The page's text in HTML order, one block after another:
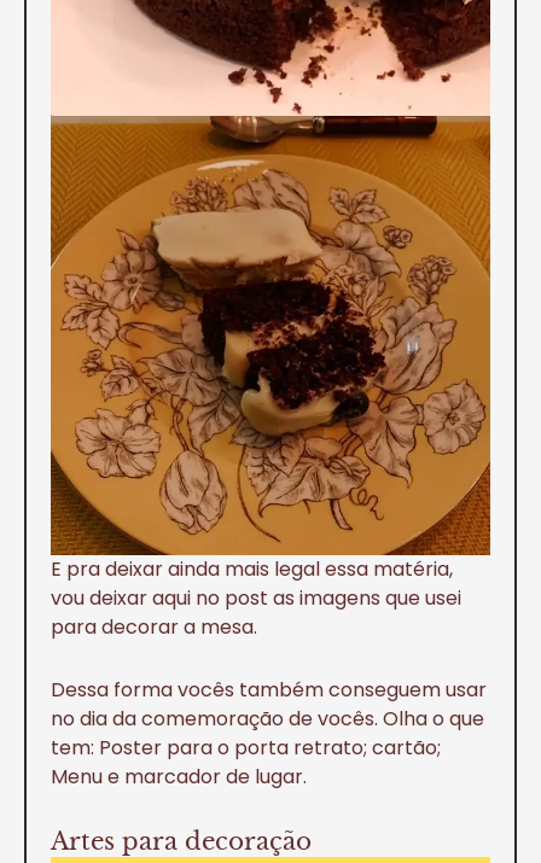
E pra deixar ainda mais legal essa matéria,
vou deixar aqui no post as imagens que usei
para decorar a mesa.
Dessa forma vocês também conseguem usar
no dia da comemoração de vocês. Olha o que
tem: Poster para o porta retrato; cartão;
Menu e marcador de lugar.
Artes para decoração